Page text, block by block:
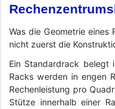
Was die Geometrie eines
nicht zuerst die
Ein Standardrack
Racks werden in engen
Rechenleistung pro
Stütze innerhalb einer